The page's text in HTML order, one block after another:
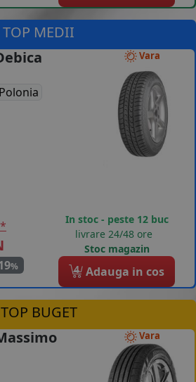
TOP MEDII
Vara
Polonia
%
In stoc - peste 12 buc
livrare 24/48 ore
Stoc magazin
4 Adauga in cos
TOP BUGET
Vara